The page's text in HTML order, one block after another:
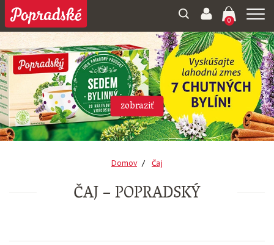
0
zobraziť
Domov Čaj
ČAJ – POPRADSKÝ